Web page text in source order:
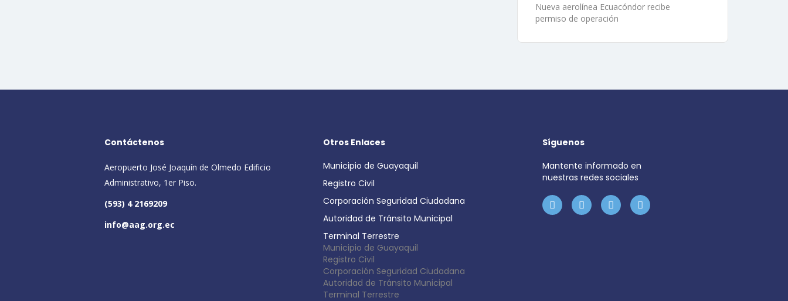
Nueva aerolínea Ecuacóndor recibe
permiso de operación
Contáctenos
Aeropuerto José Joaquín de Olmedo Edificio
Administrativo, 1er Piso.
(593) 4 2169209
info@aag.org.ec
Otros Enlaces
Municipio de Guayaquil
Registro Civil
Corporación Seguridad Ciudadana
Autoridad de Tránsito Municipal
Terminal Terrestre
Municipio de Guayaquil
Registro Civil
Corporación Seguridad Ciudadana
Autoridad de Tránsito Municipal
Terminal Terrestre
Síguenos
Mantente informado en
nuestras redes sociales